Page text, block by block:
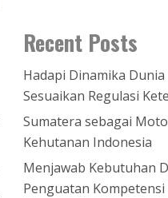
Recent Posts
Hadapi Dinamika
Sesuaikan Regulasi
Sumatera sebagai
Kehutanan Indonesia
Menjawab Kebutuhan
Penguatan